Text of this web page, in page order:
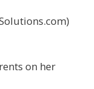
on her